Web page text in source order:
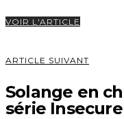
VOIR L'ARTICLE
ARTICLE SUIVANT
Solange en
série